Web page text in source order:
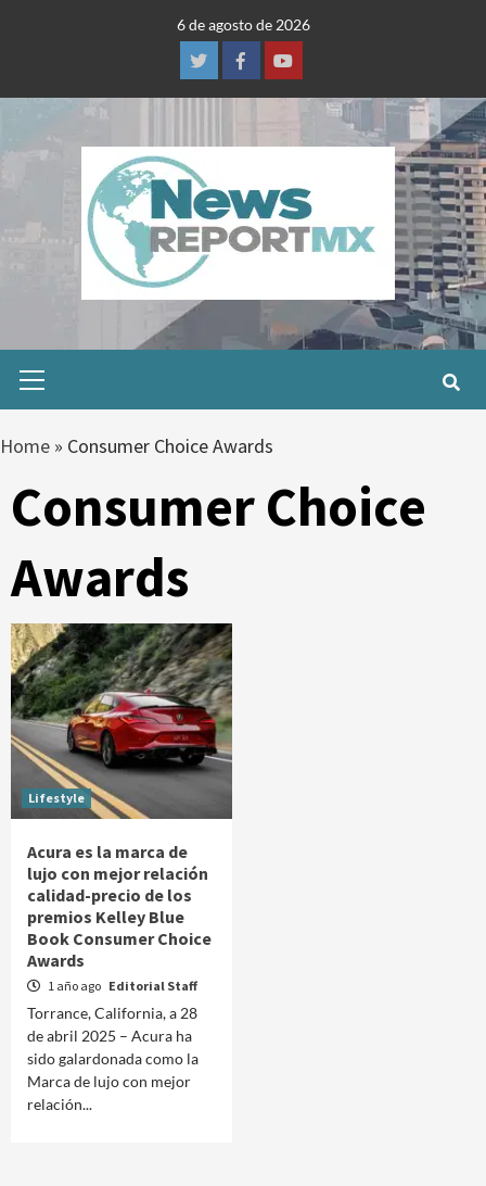
6 de agosto de 2026
TwitterFacebookYoutube
Menu
Home » Consumer Choice Awards
Consumer Choice
Awards
Lifestyle
Acura es la marca de
lujo con mejor relación
calidad-precio de los
premios Kelley Blue
Book Consumer Choice
Awards
1 año ago Editorial Staff
Torrance, California, a 28
de abril 2025 – Acura ha
sido galardonada como la
Marca de lujo con mejor
relación...